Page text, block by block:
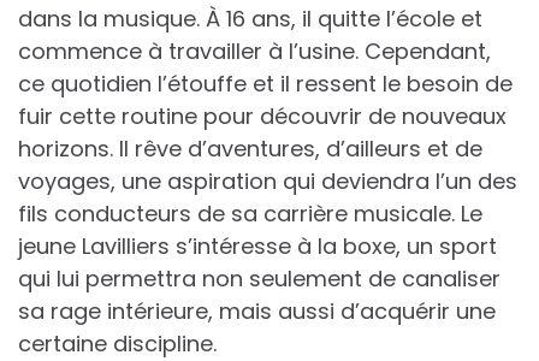
dans la musique. À 16 ans, il quitte l’école et
commence à travailler à l’usine. Cependant,
ce quotidien l’étouffe et il ressent le besoin de
fuir cette routine pour découvrir de nouveaux
horizons. Il rêve d’aventures, d’ailleurs et de
voyages, une aspiration qui deviendra l’un des
fils conducteurs de sa carrière musicale. Le
jeune Lavilliers s’intéresse à la boxe, un sport
qui lui permettra non seulement de canaliser
sa rage intérieure, mais aussi d’acquérir une
certaine discipline.